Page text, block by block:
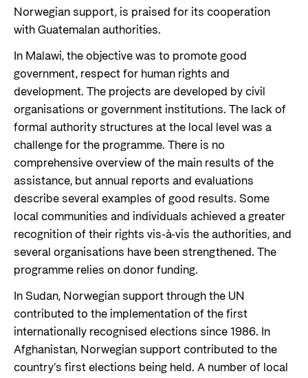
Norwegian support, is praised for its cooperation
with Guatemalan authorities.
In Malawi, the objective was to promote good
government, respect for human rights and
development. The projects are developed by civil
organisations or government institutions. The lack of
formal authority structures at the local level was a
challenge for the programme. There is no
comprehensive overview of the main results of the
assistance, but annual reports and evaluations
describe several examples of good results. Some
local communities and individuals achieved a greater
recognition of their rights vis-à-vis the authorities, and
several organisations have been strengthened. The
programme relies on donor funding.
In Sudan, Norwegian support through the UN
contributed to the implementation of the first
internationally recognised elections since 1986. In
Afghanistan, Norwegian support contributed to the
country’s first elections being held. A number of local